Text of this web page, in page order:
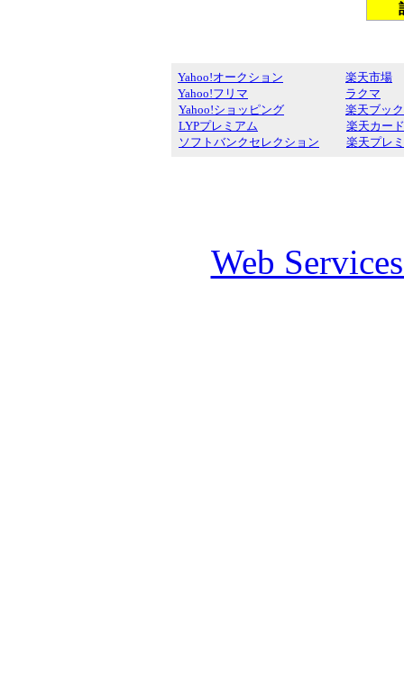
Yahoo!オークション
Yahoo!フリマ
Yahoo!ショッピング
LYPプレミアム
ソフトバンクセレクション
楽天市場
ラクマ
楽天ブッ
楽天カード
楽天プレ
Web